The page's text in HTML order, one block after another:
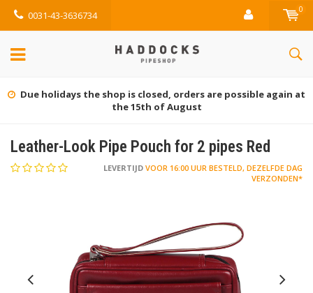
0031-43-3636734 0
Due holidays the shop is closed, orders are possible again at
the 15th of August
Leather-Look Pipe Pouch for 2 pipes Red
LEVERTIJD VOOR 16:00 UUR BESTELD, DEZELFDE DAG
VERZONDEN*